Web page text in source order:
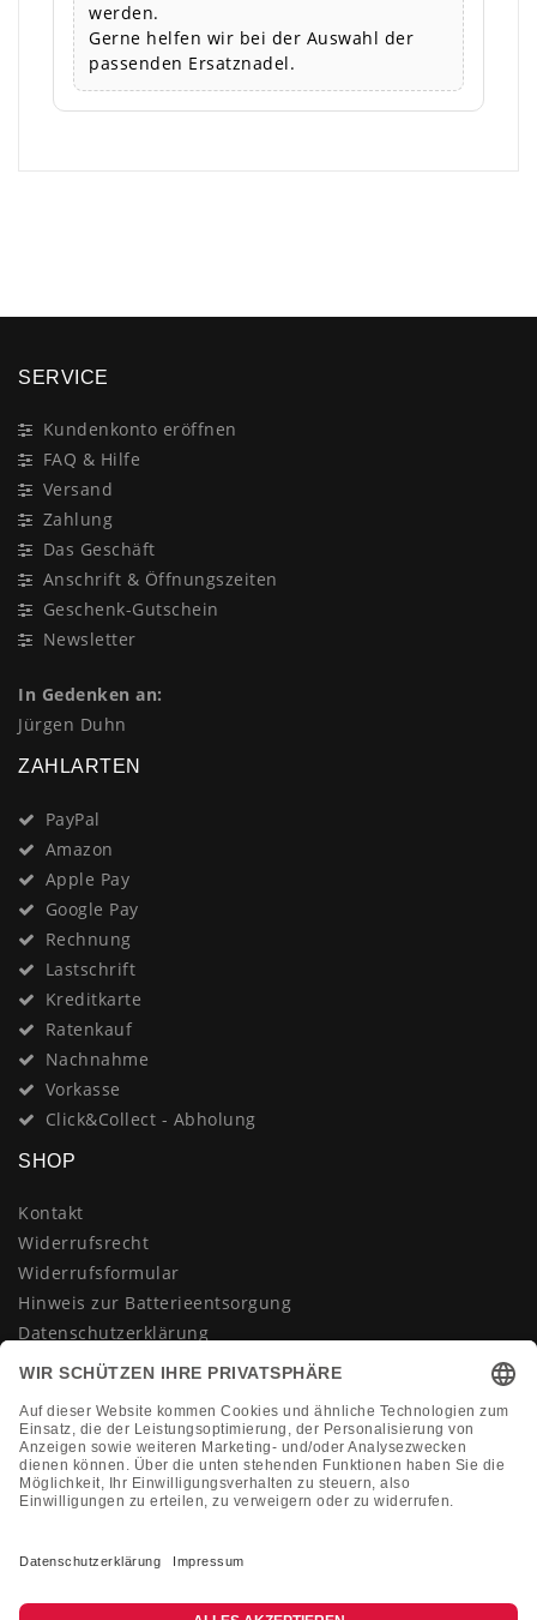
werden.
Gerne helfen wir bei der Auswahl der
passenden Ersatznadel.
SERVICE
Kundenkonto eröffnen
FAQ & Hilfe
Versand
Zahlung
Das Geschäft
Anschrift & Öffnungszeiten
Geschenk-Gutschein
Newsletter
In Gedenken an:
Jürgen Duhn
ZAHLARTEN
PayPal
Amazon
Apple Pay
Google Pay
Rechnung
Lastschrift
Kreditkarte
Ratenkauf
Nachnahme
Vorkasse
Click&Collect - Abholung
SHOP
Kontakt
Widerrufsrecht
Widerrufsformular
Hinweis zur Batterieentsorgung
Datenschutzerklärung
AGB
Vertrag widerrufen
KONTAKT
+49 (0)2133 210433
shop@dienadel.de